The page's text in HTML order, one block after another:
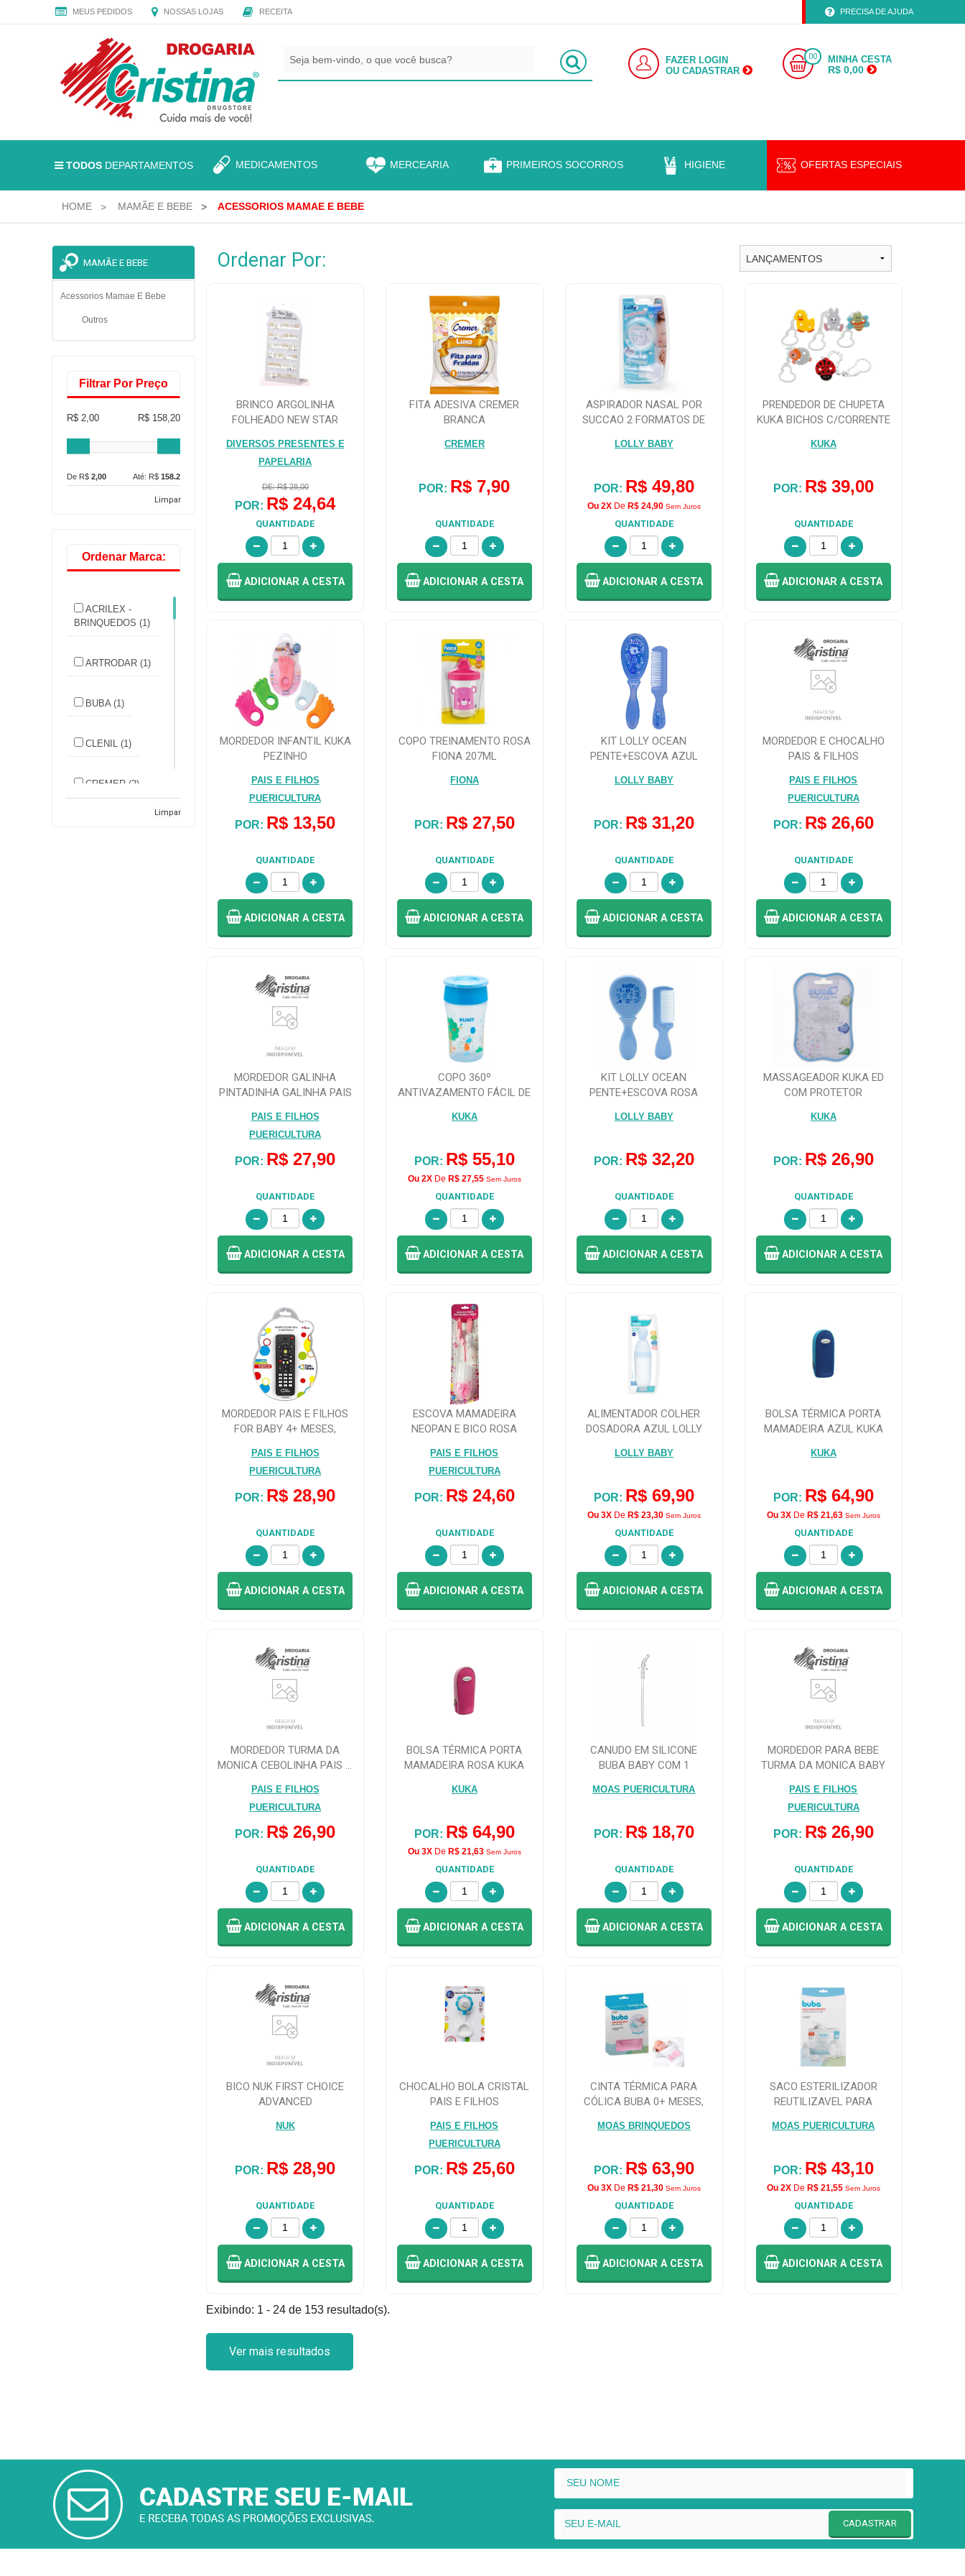
MEUS PEDIDOS NOSSAS LOJAS RECEITA PRECISA DE AJUDA
FAZER LOGIN
OU CADASTRAR
00 MINHA CESTA
R$ 0,00
TODOS DEPARTAMENTOS MEDICAMENTOS MERCEARIA PRIMEIROS SOCORROS HIGIENE OFERTAS ESPECIAIS
HOME MAMÃE E BEBE ACESSORIOS MAMAE E BEBE
MAMÃE E BEBE
Acessorios Mamae E Bebe
Outros
Filtrar Por Preço
R$ 2,00 R$ 158,20
De R$ 2,00 Até: R$ 158.2
Limpar
Ordenar Marca:
ACRILEX -
BRINQUEDOS (1)
ARTRODAR (1)
BUBA (1)
CLENIL (1)
CREMER (2)
Limpar
Ordenar Por:
BRINCO ARGOLINHA
FOLHEADO NEW STAR
DIVERSOS PRESENTES E
PAPELARIA
DE: R$ 28,00
POR: R$ 24,64
QUANTIDADE
ADICIONAR A CESTA
FITA ADESIVA CREMER
BRANCA
CREMER
POR: R$ 7,90
QUANTIDADE
ADICIONARA CESTA
ASPIRADOR NASAL POR
SUCCAO 2 FORMATOS DE
LOLLY BABY
POR: R$ 49,80
Ou 2XDe R$ 24,90 Sem Juros
QUANTIDADE
ADICIONARA CESTA
PRENDEDOR DE CHUPETA
KUKA BICHOS C/CORRENTE
KUKA
POR: R$ 39,00
QUANTIDADE
ADICIONARA CESTA
MORDEDOR INFANTIL KUKA
PEZINHO
PAIS E FILHOS
PUERICULTURA
POR: R$ 13,50
QUANTIDADE
ADICIONAR A CESTA
COPO TREINAMENTO ROSA
FIONA 207ML
FIONA
POR: R$ 27,50
QUANTIDADE
ADICIONARA CESTA
KIT LOLLY OCEAN
PENTE+ESCOVA AZUL
LOLLY BABY
POR: R$ 31,20
QUANTIDADE
ADICIONARA CESTA
MORDEDOR E CHOCALHO
PAIS & FILHOS
PAIS E FILHOS
PUERICULTURA
POR: R$ 26,60
QUANTIDADE
ADICIONARA CESTA
MORDEDOR GALINHA
PINTADINHA GALINHA PAIS
PAIS E FILHOS
PUERICULTURA
POR: R$ 27,90
QUANTIDADE
ADICIONAR A CESTA
COPO 360º
ANTIVAZAMENTO FÁCIL DE
SUAVE...
KUKA
POR: R$ 55,10
Ou 2XDe R$ 27,55 Sem Juros
QUANTIDADE
ADICIONARA CESTA
KIT LOLLY OCEAN
PENTE+ESCOVA ROSA
LOLLY BABY
POR: R$ 32,20
QUANTIDADE
ADICIONARA CESTA
MASSAGEADOR KUKA ED
COM PROTETOR
KUKA
POR: R$ 26,90
QUANTIDADE
ADICIONARA CESTA
MORDEDOR PAIS E FILHOS
FOR BABY 4+ MESES,
PAIS E FILHOS
PUERICULTURA
POR: R$ 28,90
QUANTIDADE
ADICIONAR A CESTA
ESCOVA MAMADEIRA
NEOPAN E BICO ROSA
PAIS E FILHOS
PUERICULTURA
POR: R$ 24,60
QUANTIDADE
ADICIONARA CESTA
ALIMENTADOR COLHER
DOSADORA AZUL LOLLY
LOLLY BABY
POR: R$ 69,90
Ou 3XDe R$ 23,30 Sem Juros
QUANTIDADE
ADICIONARA CESTA
BOLSA TÉRMICA PORTA
MAMADEIRA AZUL KUKA
KUKA
POR: R$ 64,90
Ou 3XDe R$ 21,63 Sem Juros
QUANTIDADE
ADICIONARA CESTA
MORDEDOR TURMA DA
MONICA CEBOLINHA PAIS &
PAIS E FILHOS
PUERICULTURA
POR: R$ 26,90
QUANTIDADE
ADICIONAR A CESTA
BOLSA TÉRMICA PORTA
MAMADEIRA ROSA KUKA
KUKA
POR: R$ 64,90
Ou 3XDe R$ 21,63 Sem Juros
QUANTIDADE
ADICIONARA CESTA
CANUDO EM SILICONE
BUBA BABY COM 1
MOAS PUERICULTURA
POR: R$ 18,70
QUANTIDADE
ADICIONARA CESTA
MORDEDOR PARA BEBE
TURMA DA MONICA BABY
PAIS E FILHOS
PUERICULTURA
POR: R$ 26,90
QUANTIDADE
ADICIONARA CESTA
BICO NUK FIRST CHOICE
ADVANCED
NUK
POR: R$ 28,90
QUANTIDADE
ADICIONAR A CESTA
CHOCALHO BOLA CRISTAL
PAIS E FILHOS
PAIS E FILHOS
PUERICULTURA
POR: R$ 25,60
QUANTIDADE
ADICIONARA CESTA
CINTA TÉRMICA PARA
CÓLICA BUBA 0+ MESES,
MOAS BRINQUEDOS
POR: R$ 63,90
Ou 3XDe R$ 21,30 Sem Juros
QUANTIDADE
ADICIONARA CESTA
SACO ESTERILIZADOR
REUTILIZAVEL PARA
MOAS PUERICULTURA
POR: R$ 43,10
Ou 2XDe R$ 21,55 Sem Juros
QUANTIDADE
ADICIONARA CESTA
Exibindo: 1 - 24 de 153 resultado(s).
Ver mais resultados
CADASTRE
SEU
E-
MAIL
AS
CADASTRAR
E-MAIL
CADASTRAR